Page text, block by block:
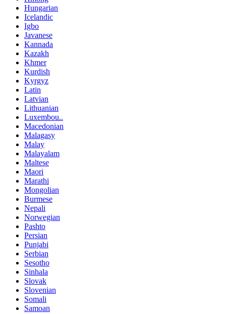
Hungarian
Icelandic
Igbo
Javanese
Kannada
Kazakh
Khmer
Kurdish
Kyrgyz
Latin
Latvian
Lithuanian
Luxembou..
Macedonian
Malagasy
Malay
Malayalam
Maltese
Maori
Marathi
Mongolian
Burmese
Nepali
Norwegian
Pashto
Persian
Punjabi
Serbian
Sesotho
Sinhala
Slovak
Slovenian
Somali
Samoan